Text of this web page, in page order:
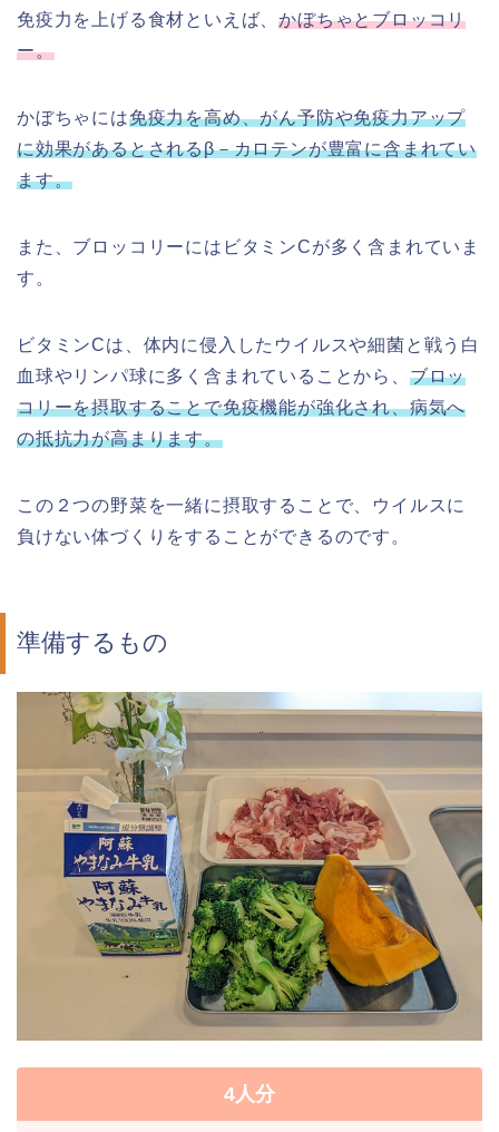
免疫力を上げる食材といえば、かぼちゃとブロッコリ
ー。
かぼちゃには免疫力を高め、がん予防や免疫力アップ
に効果があるとされるβ－カロテンが豊富に含まれてい
ます。
また、ブロッコリーにはビタミンCが多く含まれていま
す。
ビタミンCは、体内に侵入したウイルスや細菌と戦う白
血球やリンパ球に多く含まれていることから、 ブロッ
コリーを摂取することで免疫機能が強化され、病気へ
の抵抗力が高まります。
この２つの野菜を一緒に摂取することで、ウイルスに
負けない体づくりをすることができるのです。
準備するもの
4人分